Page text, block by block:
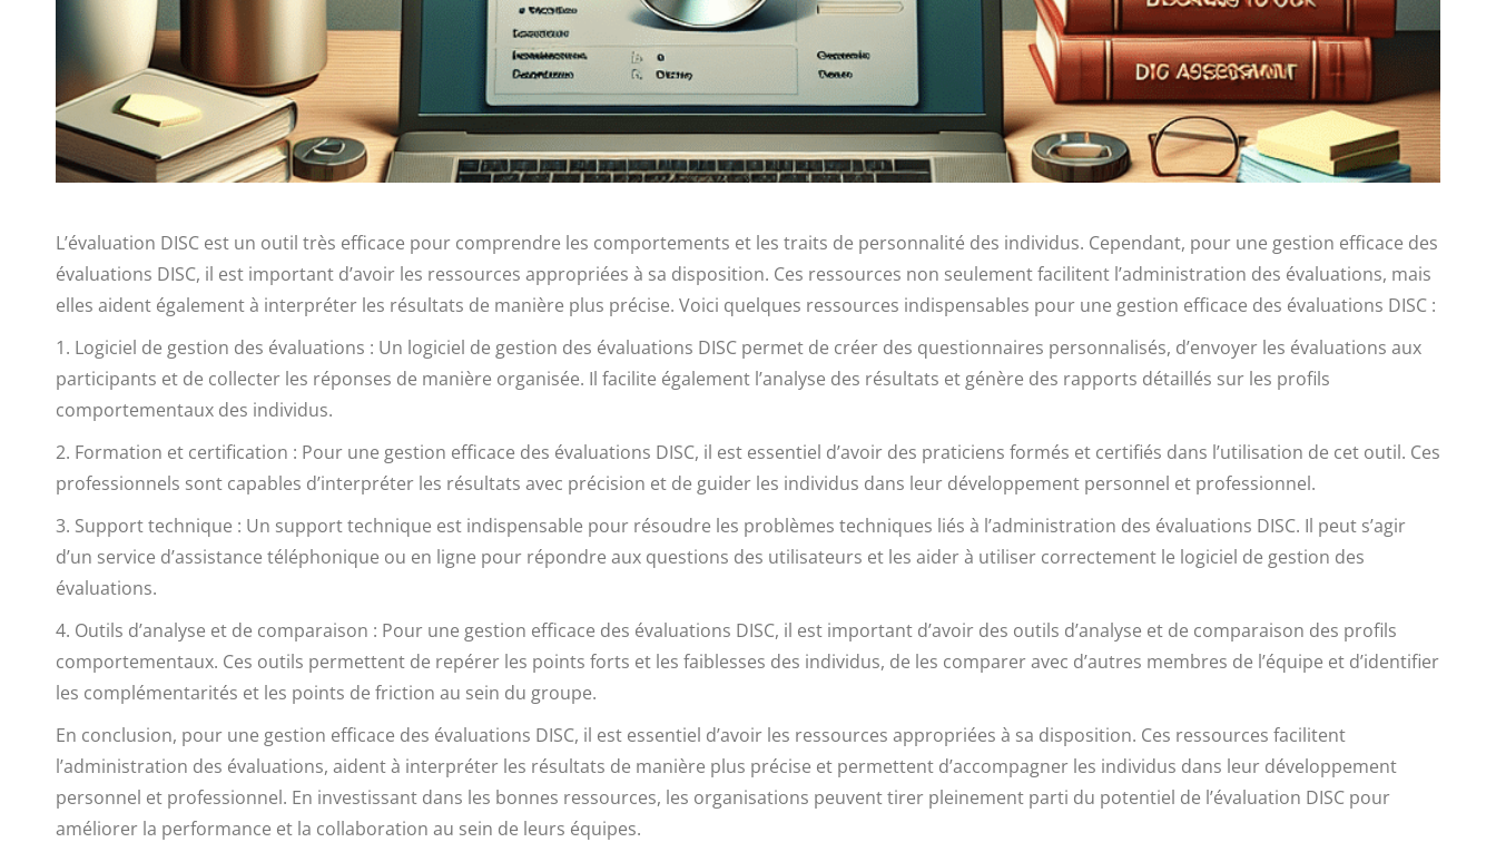
L’évaluation DISC est un outil très efficace pour comprendre les comportements et les traits de personnalité des individus. Cependant, pour une gestion efficace des
évaluations DISC, il est important d’avoir les ressources appropriées à sa disposition. Ces ressources non seulement facilitent l’administration des évaluations, mais
elles aident également à interpréter les résultats de manière plus précise. Voici quelques ressources indispensables pour une gestion efficace des évaluations DISC :
1. Logiciel de gestion des évaluations : Un logiciel de gestion des évaluations DISC permet de créer des questionnaires personnalisés, d’envoyer les évaluations aux
participants et de collecter les réponses de manière organisée. Il facilite également l’analyse des résultats et génère des rapports détaillés sur les profils
comportementaux des individus.
2. Formation et certification : Pour une gestion efficace des évaluations DISC, il est essentiel d’avoir des praticiens formés et certifiés dans l’utilisation de cet outil. Ces
professionnels sont capables d’interpréter les résultats avec précision et de guider les individus dans leur développement personnel et professionnel.
3. Support technique : Un support technique est indispensable pour résoudre les problèmes techniques liés à l’administration des évaluations DISC. Il peut s’agir
d’un service d’assistance téléphonique ou en ligne pour répondre aux questions des utilisateurs et les aider à utiliser correctement le logiciel de gestion des
évaluations.
4. Outils d’analyse et de comparaison : Pour une gestion efficace des évaluations DISC, il est important d’avoir des outils d’analyse et de comparaison des profils
comportementaux. Ces outils permettent de repérer les points forts et les faiblesses des individus, de les comparer avec d’autres membres de l’équipe et d’identifier
les complémentarités et les points de friction au sein du groupe.
En conclusion, pour une gestion efficace des évaluations DISC, il est essentiel d’avoir les ressources appropriées à sa disposition. Ces ressources facilitent
l’administration des évaluations, aident à interpréter les résultats de manière plus précise et permettent d’accompagner les individus dans leur développement
personnel et professionnel. En investissant dans les bonnes ressources, les organisations peuvent tirer pleinement parti du potentiel de l’évaluation DISC pour
améliorer la performance et la collaboration au sein de leurs équipes.